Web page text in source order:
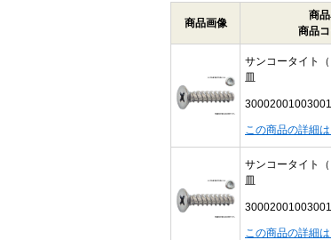
商品画像
商
商品
サンコータイト
皿
この商品の詳細
サンコータイト
皿
この商品の詳細